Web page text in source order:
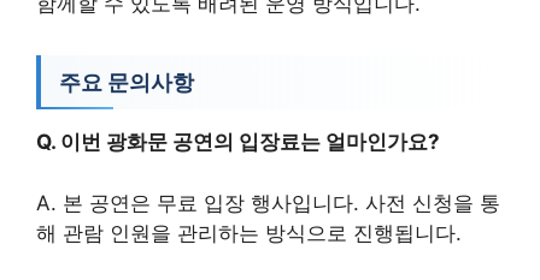
주요 문의사항
Q. 이번 광화문 공연의 입장료는 얼마인가요?
A. 본 공연은 무료 입장 행사입니다. 사전 신청을 통
해 관람 인원을 관리하는 방식으로 진행됩니다.